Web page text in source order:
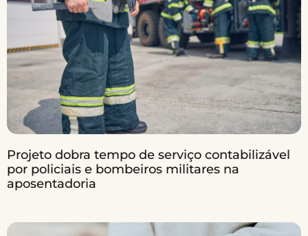
Projeto dobra tempo de serviço contabilizável
por policiais e bombeiros militares na
aposentadoria